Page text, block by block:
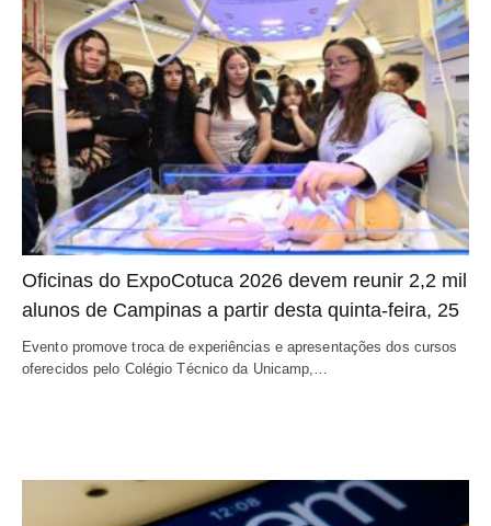
Oficinas do ExpoCotuca 2026 devem reunir 2,2 mil
alunos de Campinas a partir desta quinta-feira, 25
Evento promove troca de experiências e apresentações dos cursos
oferecidos pelo Colégio Técnico da Unicamp,…